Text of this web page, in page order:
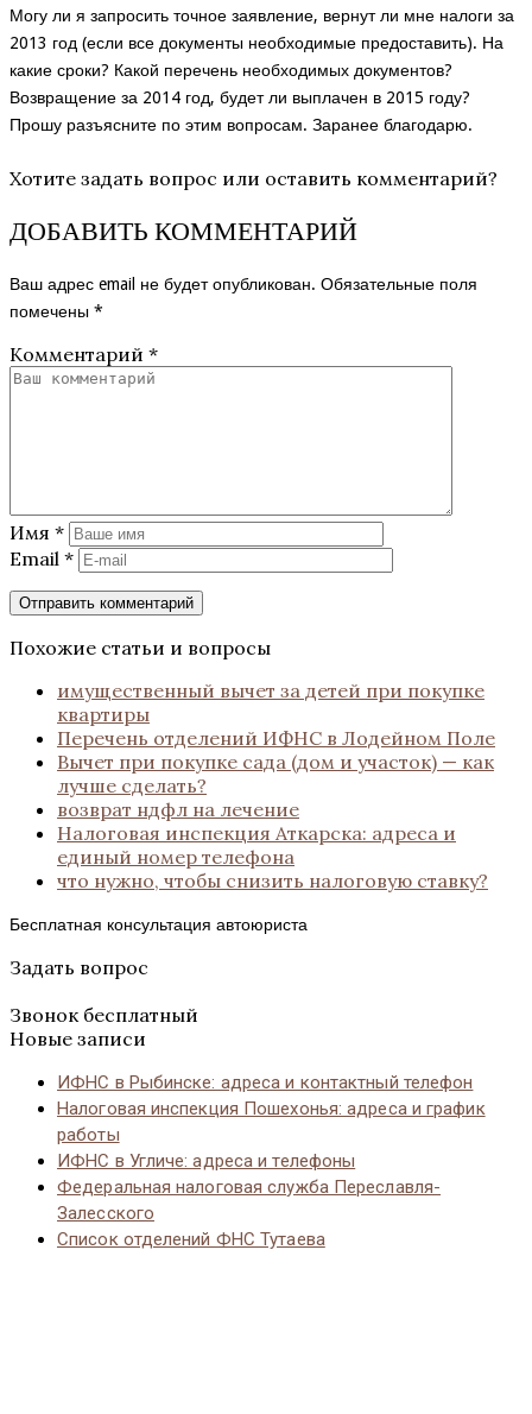
Могу ли я запросить точное заявление, вернут ли мне налоги за
2013 год (если все документы необходимые предоставить). На
какие сроки? Какой перечень необходимых документов?
Возвращение за 2014 год, будет ли выплачен в 2015 году?
Прошу разъясните по этим вопросам. Заранее благодарю.
Хотите задать вопрос или оставить комментарий?
ДОБАВИТЬ КОММЕНТАРИЙ
Ваш адрес email не будет опубликован. Обязательные поля
помечены *
Комментарий *
Имя *
Email *
Похожие статьи и вопросы
имущественный вычет за детей при покупке
квартиры
Перечень отделений ИФНС в Лодейном Поле
Вычет при покупке сада (дом и участок) — как
лучше сделать?
возврат ндфл на лечение
Налоговая инспекция Аткарска: адреса и
единый номер телефона
что нужно, чтобы снизить налоговую ставку?
Бесплатная консультация автоюриста
Задать вопрос
Звонок бесплатный
Новые записи
ИФНС в Рыбинске: адреса и контактный телефон
Налоговая инспекция Пошехонья: адреса и график
работы
ИФНС в Угличе: адреса и телефоны
Федеральная налоговая служба Переславля-
Залесского
Список отделений ФНС Тутаева